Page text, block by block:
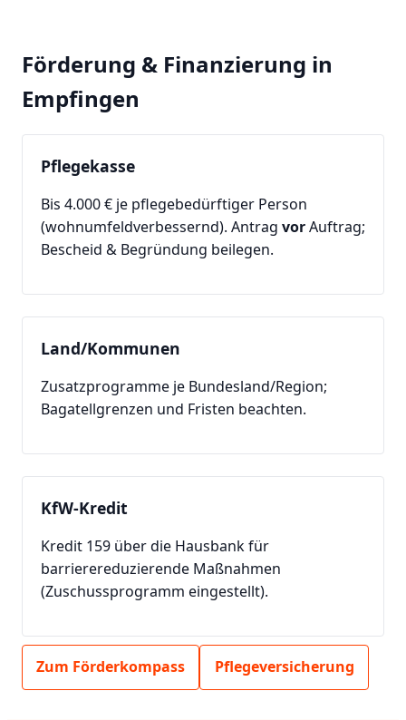
Förderung & Finanzierung in
Empfingen
Pflegekasse
Bis 4.000 € je pflegebedürftiger Person
(wohnumfeldverbessernd). Antrag vorAuftrag;
Bescheid & Begründung beilegen.
Land/Kommunen
Zusatzprogramme je Bundesland/Region;
Bagatellgrenzen und Fristen beachten.
KfW-Kredit
Kredit 159 über die Hausbank für
barrierereduzierende Maßnahmen
(Zuschussprogramm eingestellt).
Zum Förderkompass Pflegeversicherung